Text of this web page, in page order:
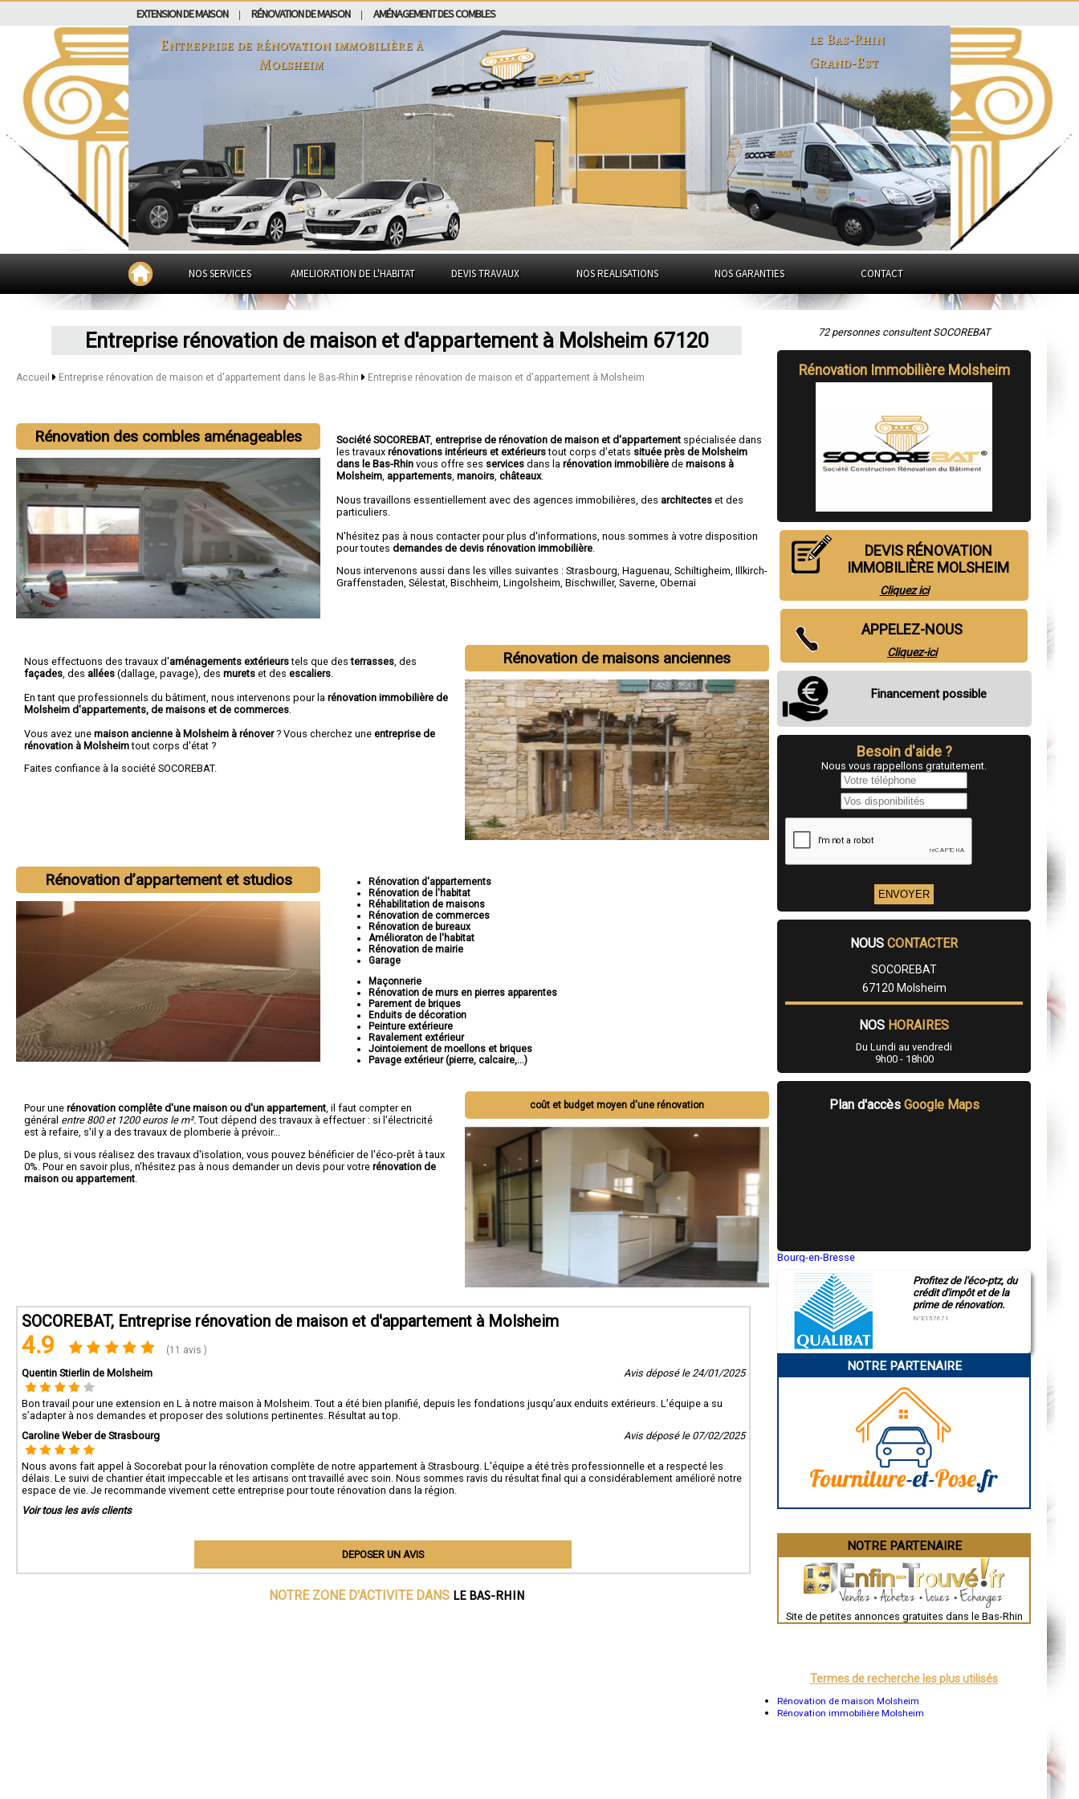
EXTENSION DE MAISON RÉNOVATION DE MAISON AMÉNAGEMENT DES COMBLES
Entreprise de rénovation immobilière à
Molsheim
le Bas-Rhin
Grand-Est
NOS SERVICES AMELIORATION DE L'HABITAT DEVIS TRAVAUX NOS REALISATIONS NOS GARANTIES CONTACT
Entreprise rénovation de maison et d'appartement à Molsheim 67120
Accueil Entreprise rénovation de maison et d'appartement dans le Bas-Rhin Entreprise rénovation de maison et d'appartement à Molsheim
Rénovation des combles aménageables Société SOCOREBAT,entreprise de rénovation de maison et d'appartement spécialisée dans
les travauxrénovations intérieurs et extérieurstout corps d'etats située près de Molsheim
dans le Bas-Rhinvous offre ses services dans larénovation immobilière demaisons à
Molsheim appartements ,manoirs ,châteaux.
Nous travaillons essentiellement avec des agences immobilières, des architectes et des
particuliers.
N'hésitez pas à nous contacter pour plus d'informations, nous sommes à votre disposition
pour toutesdemandes de devis rénovation immobilière
Nous intervenons aussi dans les villes suivantes :Strasbourg ,Haguenau ,Schiltigheim ,Illkirch-
Graffenstaden ,Sélestat ,Bischheim ,Lingolsheim ,Bischwiller,Saverne ,Obernai
Rénovation de maisons anciennes
Nous effectuons des travaux d'aménagements extérieurstels que desterrasses , des
façades , des allées (dallage, pavage), des murets et des escaliers
En tant que professionnels du bâtiment, nous intervenons pour la rénovation immobilière de
Molsheim d'appartements, de maisons et de commerces
Vous avez une maison ancienne à Molsheim à rénover? Vous cherchez une entreprise de
rénovation à Molsheimtout corps d'état ?
Faites confiance à la société SOCOREBAT.
Rénovation d’appartement et studios
Rénovation d'appartements
Rénovation de l'habitat
Réhabilitation de maisons
Rénovation de commerces
Rénovation de bureaux
Amélioraton de l'habitat
Rénovation de mairie
Garage
Maçonnerie
Rénovation de murs en pierres apparentes
Parement de briques
Enduits de décoration
Peinture extérieure
Ravalement extérieur
Jointoiement de moellons et briques
Pavage extérieur (pierre, calcaire,...)
coût et budget moyen d'une rénovation
Pour une rénovation complête d'une maison ou d'un appartement , il faut compter en
général entre 800 et 1200 euros le m². Tout dépend des travaux à effectuer : si l'électricité
est à refaire, s'il y a des travaux de plomberie à prévoir...
De plus, si vous réalisez des travaux d'isolation, vous pouvez bénéficier de l'éco-prêt à taux
0%. Pour en savoir plus, n'hésitez pas à nous demander un devis pour votre rénovation de
maison ou appartement
SOCOREBAT, Entreprise rénovation de maison et d'appartement à Molsheim
4.9 (11 avis )
Quentin Stierlin de Molsheim Avis déposé le 24/01/2025
Bon travail pour une extension en L à notre maison à Molsheim. Tout a été bien planifié, depuis les fondations jusqu’aux enduits extérieurs. L’équipe a su
s’adapter à nos demandes et proposer des solutions pertinentes. Résultat au top.
Caroline Weber de Strasbourg
Avis déposé le 07/02/2025
Nous avons fait appel à Socorebat pour la rénovation complète de notre appartement à Strasbourg. L'équipe a été très professionnelle et a respecté les
délais. Le suivi de chantier était impeccable et les artisans ont travaillé avec soin. Nous sommes ravis du résultat final qui a considérablement amélioré notre
espace de vie. Je recommande vivement cette entreprise pour toute rénovation dans la région.
Voir tous les avis clients
DEPOSER UN AVIS
NOTRE ZONE D'ACTIVITE DANS LE BAS-RHIN
72 personnes consultent SOCOREBAT
Rénovation Immobilière Molsheim
DEVIS RÉNOVATION
IMMOBILIÈRE MOLSHEIM
Cliquez ici
APPELEZ-NOUS
Cliquez-ici
Financement possible
Besoin d'aide ?
Nous vous rappellons gratuitement.
NOUS CONTACTER
SOCOREBAT
67120 Molsheim
NOS HORAIRES
Du Lundi au vendredi
9h00 - 18h00
Plan d'accès Google Maps
Bourg-en-Bresse
Montluçon
Manosque
Gap
Charleville-Mézières
Pamiers
Narbonne
Brive-la-Gaillarde
Guéret
Besançon
Évreux
Chartres
Nîmes
Auch
Dole
Mont-de-Marsan
Profitez de l'éco-ptz, du
crédit d'impôt et de la
prime de rénovation.
N°E157671
NOTRE PARTENAIRE
NOTRE PARTENAIRE
Site de petites annonces gratuites dans le Bas-Rhin
Termes de recherche les plus utilisés
Rénovation de maison Molsheim
Rénovation immobilière Molsheim